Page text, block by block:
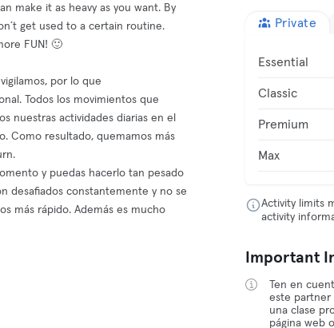
make it as heavy as you want. By
get used to a certain routine.
FUN! 🙂
por lo que
Todos los movimientos que
nuestras actividades diarias en el
Como resultado, quemamos más
y puedas hacerlo tan pesado
desafiados constantemente y no se
más rápido. Además es mucho
Private
Essential
Classic
Premium
Max
Activity limits
activity
Important
Ten en
este partner
una clase
página web